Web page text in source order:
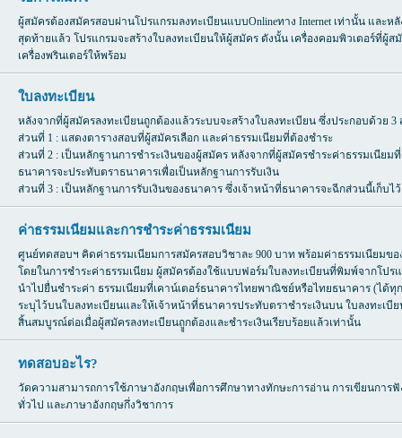
ผู้สมัครต้องสมัครสอบผ่านโปรแกรมลงทะเบียนแบบOnlineทาง Internet เท่านั้น และ
สุดท้ายแล้ว โปรแกรมจะสร้างใบลงทะเบียนให้ผู้สมัคร ดังนั้น เครื่องคอมพิวเตอร์ที่ผู้ส
เครื่องพรินเตอร์ให้พร้อม
ใบลงทะเบียน
หลังจากที่ผู้สมัครลงทะเบียนถูกต้องแล้วระบบจะสร้างใบลงทะเบียน ซึ่งประกอบด้วย 3
ส่วนที่ 1 : แสดงตารางสอบที่ผู้สมัครเลือก และค่าธรรมเนียมที่ต้องชำระ
ส่วนที่ 2 : เป็นหลักฐานการชำระเงินของผู้สมัคร หลังจากที่ผู้สมัครชำระค่าธรรมเนียม
ธนาคารจะประทับตราธนาคารเพื่อเป็นหลักฐานการรับเงิน
ส่วนที่ 3 : เป็นหลักฐานการรับเงินของธนาคาร ซึ่งเจ้าหน้าที่ธนาคารจะฉีกส่วนนี้เก็บไว้
ค่าธรรมเนียมและการชำระค่าธรรมเนียม
ศูนย์ทดสอบฯ คิดค่าธรรมเนียมการสมัครสอบวิชาละ 900 บาท พร้อมค่าธรรมเนียมขอ
โดยในการชำระค่าธรรมเนียม ผู้สมัครต้องใช้แบบฟอร์มใบลงทะเบียนที่พิมพ์จากโปร
นำไปยื่นชำระค่า ธรรมเนียมที่เคาน์เตอร์ธนาคารไทยพาณิชย์หรือไทยธนาคาร (ได้ทุ
ระบุไว้บนใบลงทะเบียนและให้เจ้าหน้าที่ธนาคารประทับตราชำระเงินบน ใบลงทะเบี
สิ้นสมบูรณ์ต่อเมื่อผู้สมัครลงทะเบียนถููกต้องและชำระเงินเรียบร้อยแล้วเท่านั้น
ทดสอบอะไร?
วัดความสามารถการใช้ภาษาอังกฤษเพื่อการศึกษาทางทักษะการอ่าน การเขียนการ
ทั่วไป และภาษาอังกฤษกึ่งวิชาการ